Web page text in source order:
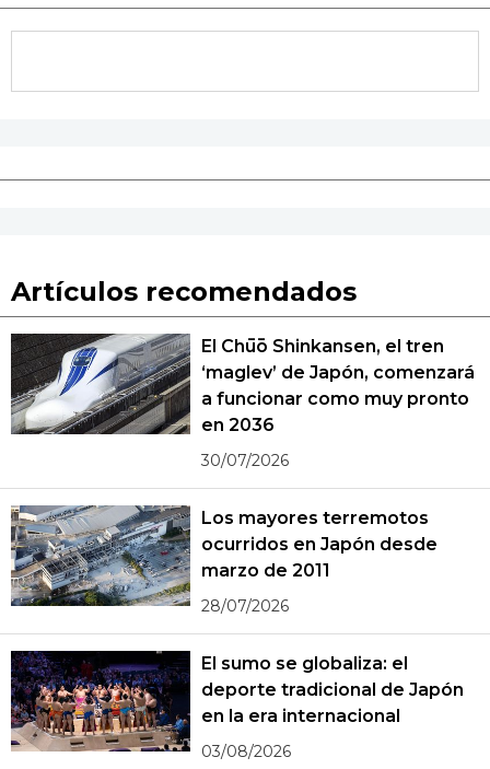
Artículos recomendados
El Chūō Shinkansen, el tren
‘maglev’ de Japón, comenzará
a funcionar como muy pronto
en 2036
30/07/2026
Los mayores terremotos
ocurridos en Japón desde
marzo de 2011
28/07/2026
El sumo se globaliza: el
deporte tradicional de Japón
en la era internacional
03/08/2026